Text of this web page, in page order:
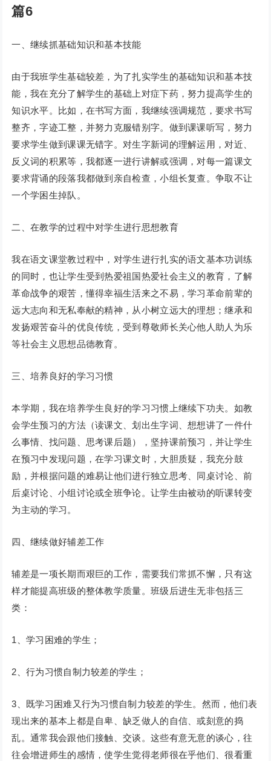
篇6
一、继续抓基础知识和基本技能
由于我班学生基础较差，为了扎实学生的基础知识和基本技
能，我在充分了解学生的基础上对症下药，努力提高学生的
知识水平。比如，在书写方面，我继续强调规范，要求书写
整齐，字迹工整，并努力克服错别字。做到课课听写，努力
要求学生做到课课无错字。对生字新词的理解运用，对近、
反义词的积累等，我都逐一进行讲解或强调，对每一篇课文
要求背诵的段落我都做到亲自检查，小组长复查。争取不让
一个学困生掉队。
二、在教学的过程中对学生进行思想教育
我在语文课堂教过程中，对学生进行扎实的语文基本功训练
的同时，也让学生受到热爱祖国热爱社会主义的教育，了解
革命战争的艰苦，懂得幸福生活来之不易，学习革命前辈的
远大志向和无私奉献的精神，从小树立远大的理想；继承和
发扬艰苦奋斗的优良传统，受到尊敬师长关心他人助人为乐
等社会主义思想品德教育。
三、培养良好的学习习惯
本学期，我在培养学生良好的学习习惯上继续下功夫。如教
会学生预习的方法（读课文、划出生字词、想想讲了一件什
么事情、找问题、思考课后题），坚持课前预习，并让学生
在预习中发现问题，在学习课文时，大胆质疑，我充分鼓
励，并根据问题的难易让他们进行独立思考、同桌讨论、前
后桌讨论、小组讨论或全班争论。让学生由被动的听课转变
为主动的学习。
四、继续做好辅差工作
辅差是一项长期而艰巨的工作，需要我们常抓不懈，只有这
样才能提高班级的整体教学质量。班级后进生无非包括三
类：
1、学习困难的学生；
2、行为习惯自制力较差的学生；
3、既学习困难又行为习惯自制力较差的学生。然而，他们表
现出来的基本上都是自卑、缺乏做人的自信、或刻意的捣
乱。通常我会跟他们接触、交谈。这些有意无意的谈心，往
往会增进师生的感情，使学生觉得老师很在乎他们、很看重